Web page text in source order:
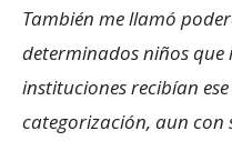
También me llamó
determinados niños que
instituciones recibían
categorización, aun con